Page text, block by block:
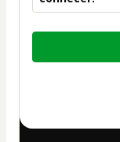
Total